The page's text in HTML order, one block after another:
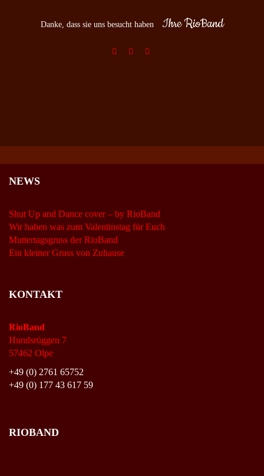
Danke, dass sie uns besucht haben Ihre RioBand
NEWS
Shut Up and Dance cover – by RioBand
Wir haben was zum Valentinstag für Euch
Muttertagsgruss der RioBand
Ein kleiner Gruss von Zuhause
KONTAKT
RioBand
Hundsrüggen 7
57462 Olpe
+49 (0) 2761 65752
+49 (0) 177 43 617 59
RIOBAND